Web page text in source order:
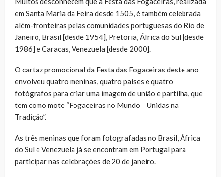
em Santa Maria da Feira desde 1505, é também celebrada
além-fronteiras pelas comunidades portuguesas do Rio de
Janeiro, Brasil [desde 1954], Pretória, África do Sul [desde
1986] e Caracas, Venezuela [desde 2000].
O cartaz promocional da Festa das Fogaceiras deste ano
envolveu quatro meninas, quatro países e quatro
fotógrafos para criar uma imagem de união e partilha, que
tem como mote “Fogaceiras no Mundo – Unidas na
Tradição”.
As três meninas que foram fotografadas no Brasil, África
do Sul e Venezuela já se encontram em Portugal para
participar nas celebrações de 20 de janeiro.